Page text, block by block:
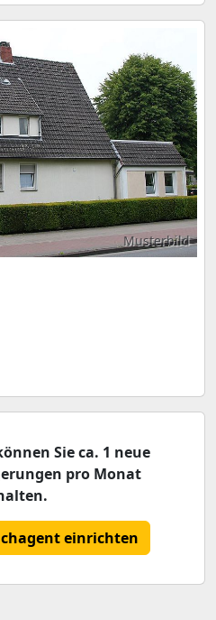
Musterbild
Sie ca. 1 neue
pro Monat
einrichten